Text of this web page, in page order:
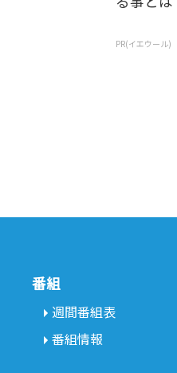
PR(イエウール)
番組
週間番組表
番組情報